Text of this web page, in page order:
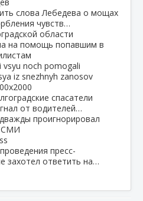
слова Лебедева о мощах
чувств…
области
на помощь попавшим в
спасатели
от водителей…
проигнорировал
СМИ
пресс-
захотел ответить на…